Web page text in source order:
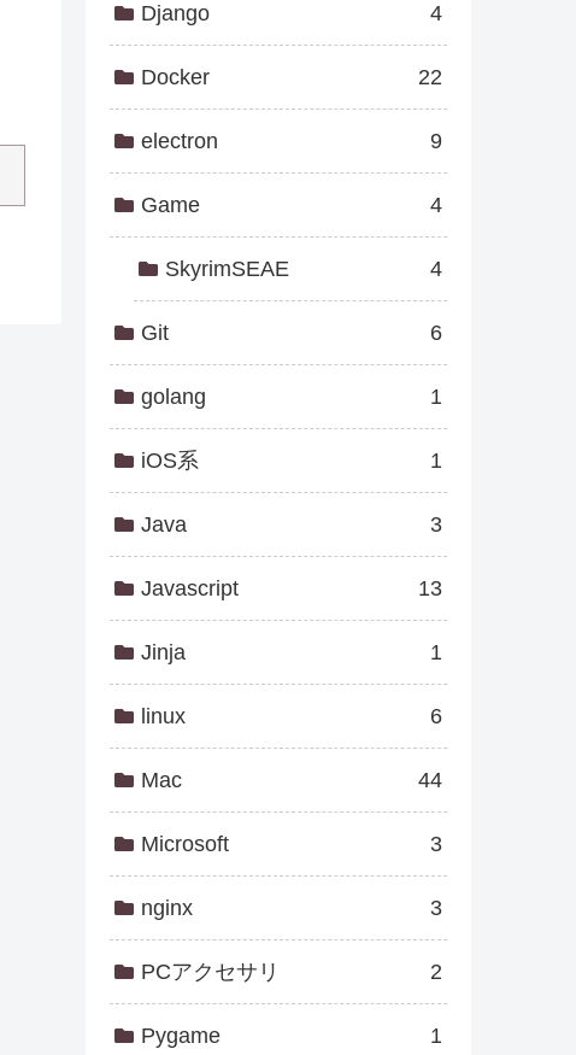
Django 4
Docker 22
electron 9
Game 4
SkyrimSEAE 4
Git 6
golang 1
iOS系 1
Java 3
Javascript 13
Jinja 1
linux 6
Mac 44
Microsoft 3
nginx 3
PCアクセサリ 2
Pygame 1